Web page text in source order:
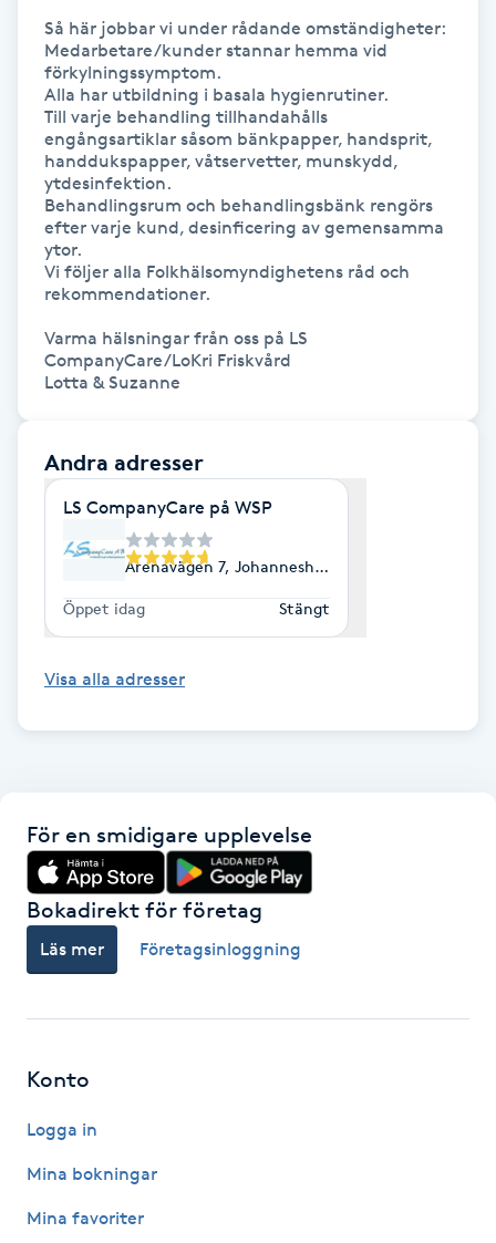
Klangmassage
Klippning
Klippning & Slingor
Klippning ungdom
Koppningsmassage
Kosmetisk tatuering
Kostrådgivning
Kroppsinpackning
Kroppspeeling
Käkledsbehandling
Kärlbehandling
LED-ljusterapi
Liktornar
LPG-behandling
LPG-massage
Så här jobbar vi under rådande omständigheter:
Medarbetare/kunder stannar hemma vid
förkylningssymptom.
Alla har utbildning i basala hygienrutiner.
Till varje behandling tillhandahålls
engångsartiklar såsom bänkpapper, handsprit,
handdukspapper, våtservetter, munskydd,
ytdesinfektion.
Behandlingsrum och behandlingsbänk rengörs
efter varje kund, desinficering av gemensamma
ytor.
Vi följer alla Folkhälsomyndighetens råd och
rekommendationer.
Varma hälsningar från oss på LS
CompanyCare/LoKri Friskvård
Andra adresser
LS CompanyCare på WSP
Arenavägen 7, Johanneshov
Öppet idag Stängt
Visa alla adresser
För en smidigare upplevelse
Bokadirekt för företag
Läs mer Företagsinloggning
Konto
Logga in
Mina bokningar
Mina favoriter